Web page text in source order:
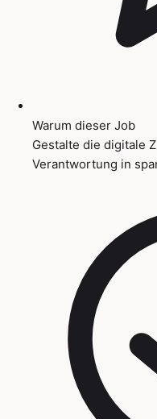
Warum dieser Job
Gestalte die digitale
Verantwortung in